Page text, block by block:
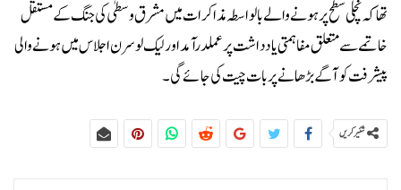
تھا کہ نچلی سطح پر ہونے والے بالواسطہ مذاکرات میں مشرق وسطیٰ کی جنگ کے مستقل
خاتمے سے متعلق مفاہمتی یادداشت پر عملدرآمد اور لیک لوسرن اجلاس میں ہونے والی
پیشرفت کو آگے بڑھانے پر بات چیت کی جائے گی۔
شئیر کریں